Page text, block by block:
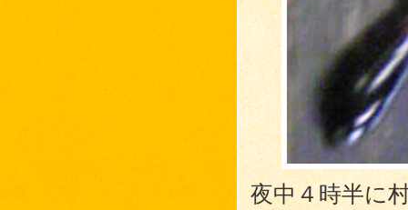
夜中４時半に